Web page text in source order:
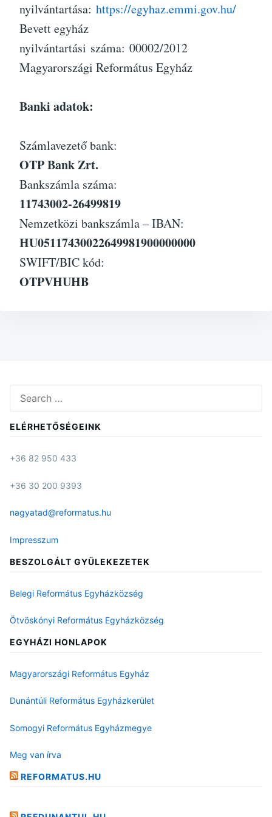
nyilvántartása: https://egyhaz.emmi.gov.hu/
Bevett egyház
nyilvántartási száma: 00002/2012
Magyarországi Református Egyház
Banki adatok:
Számlavezető bank:
OTP Bank Zrt.
Bankszámla száma:
11743002-26499819
Nemzetközi bankszámla – IBAN:
HU05117430022649981900000000
SWIFT/BIC kód:
OTPVHUHB
for:
ELÉRHETŐSÉGEINK
+36 82 950 433
+36 30 200 9393
nagyatad@reformatus.hu
Impresszum
BESZOLGÁLT GYÜLEKEZETEK
Belegi Református Egyházközség
Ötvöskónyi Református Egyházközség
EGYHÁZI HONLAPOK
Magyarországi Református Egyház
Dunántúli Református Egyházkerület
Somogyi Református Egyházmegye
Meg van írva
REFORMATUS.HU